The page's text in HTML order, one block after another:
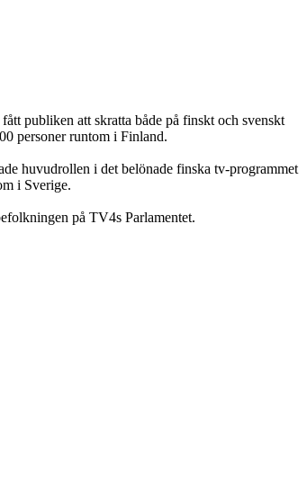
publiken att skratta både på finskt och svenskt
personer runtom i Finland.
huvudrollen i det belönade finska tv-programmet
i Sverige.
på TV4s Parlamentet.